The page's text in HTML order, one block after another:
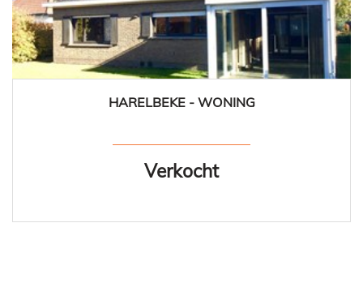
180 m² 2 1
HARELBEKE - WONING
Verkocht